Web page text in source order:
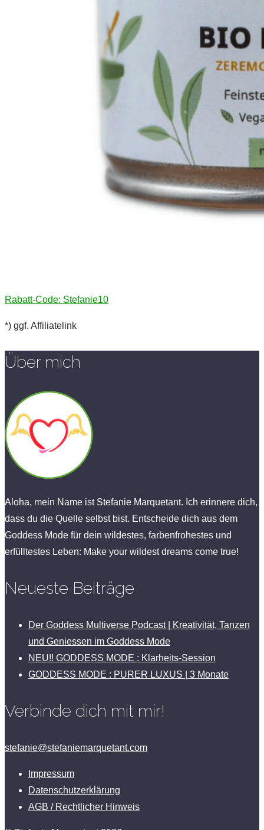
Rabatt-Code: Stefanie10
*) ggf. Affiliatelink
Über mich
Aloha, mein Name ist Stefanie Marquetant. Ich erinnere dich,
dass du die Quelle selbst bist. Entscheide dich aus dem
Goddess Mode für dein wildestes, farbenfrohestes und
erfülltestes Leben: Make your wildest dreams come true!
Neueste Beiträge
Der Goddess Multiverse Podcast | Kreativität, Tanzen
und Geniessen im Goddess Mode
NEU!! GODDESS MODE : Klarheits-Session
GODDESS MODE : PURER LUXUS | 3 Monate
Verbinde dich mit mir!
stefanie@stefaniemarquetant.com
Impressum
Datenschutzerklärung
AGB / Rechtlicher Hinweis